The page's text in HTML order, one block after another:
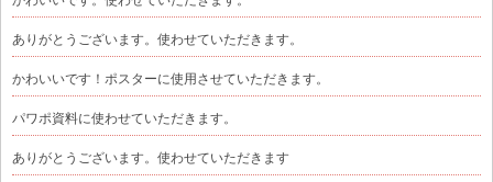
ありがとうございます。使わせていただきます。
かわいいです！ポスターに使用させていただきます。
パワポ資料に使わせていただきます。
ありがとうございます。使わせていただきます